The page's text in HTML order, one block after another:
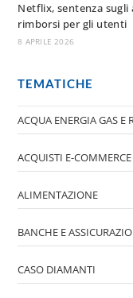
Netflix, sentenza
rimborsi per gli utenti
8 APRILE 2026
TEMATICHE
ACQUA ENERGIA GAS E
ACQUISTI E-COMMERCE
ALIMENTAZIONE
BANCHE E
CASO DIAMANTI